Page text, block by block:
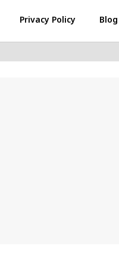
Privacy Policy Blog